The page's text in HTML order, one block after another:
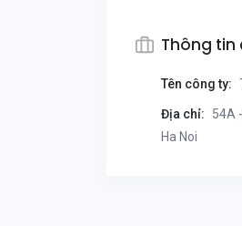
Thông
Tên công ty:
Địa chỉ:
54A
Ha Noi